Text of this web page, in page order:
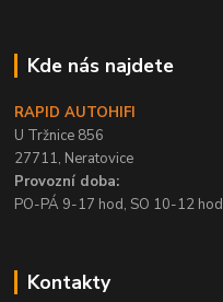
Kde nás najdete
RAPID AUTOHIFI
U Tržnice 856
27711, Neratovice
Provozní doba:
PO-PÁ 9-17 hod, SO 10-12 hod
Kontakty